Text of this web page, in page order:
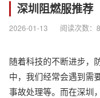
深圳阻燃服推荐
2026-01-13 阅读次数：
随着科技的不断进步，
中，我们经常会遇到需
事故处理等。而在深圳